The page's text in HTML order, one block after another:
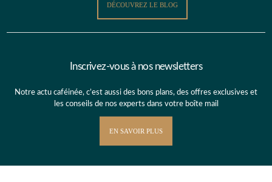
DÉCOUVREZ LE BLOG
Inscrivez-vous à nos newsletters
Notre actu caféinée, c’est aussi des bons plans, des offres exclusives et
les conseils de nos experts dans votre boîte mail
EN SAVOIR PLUS